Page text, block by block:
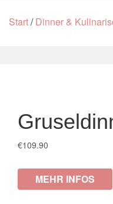
Start/Dinner &
€109.90
MEHR INFOS